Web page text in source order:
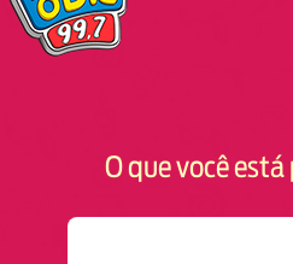
O que você